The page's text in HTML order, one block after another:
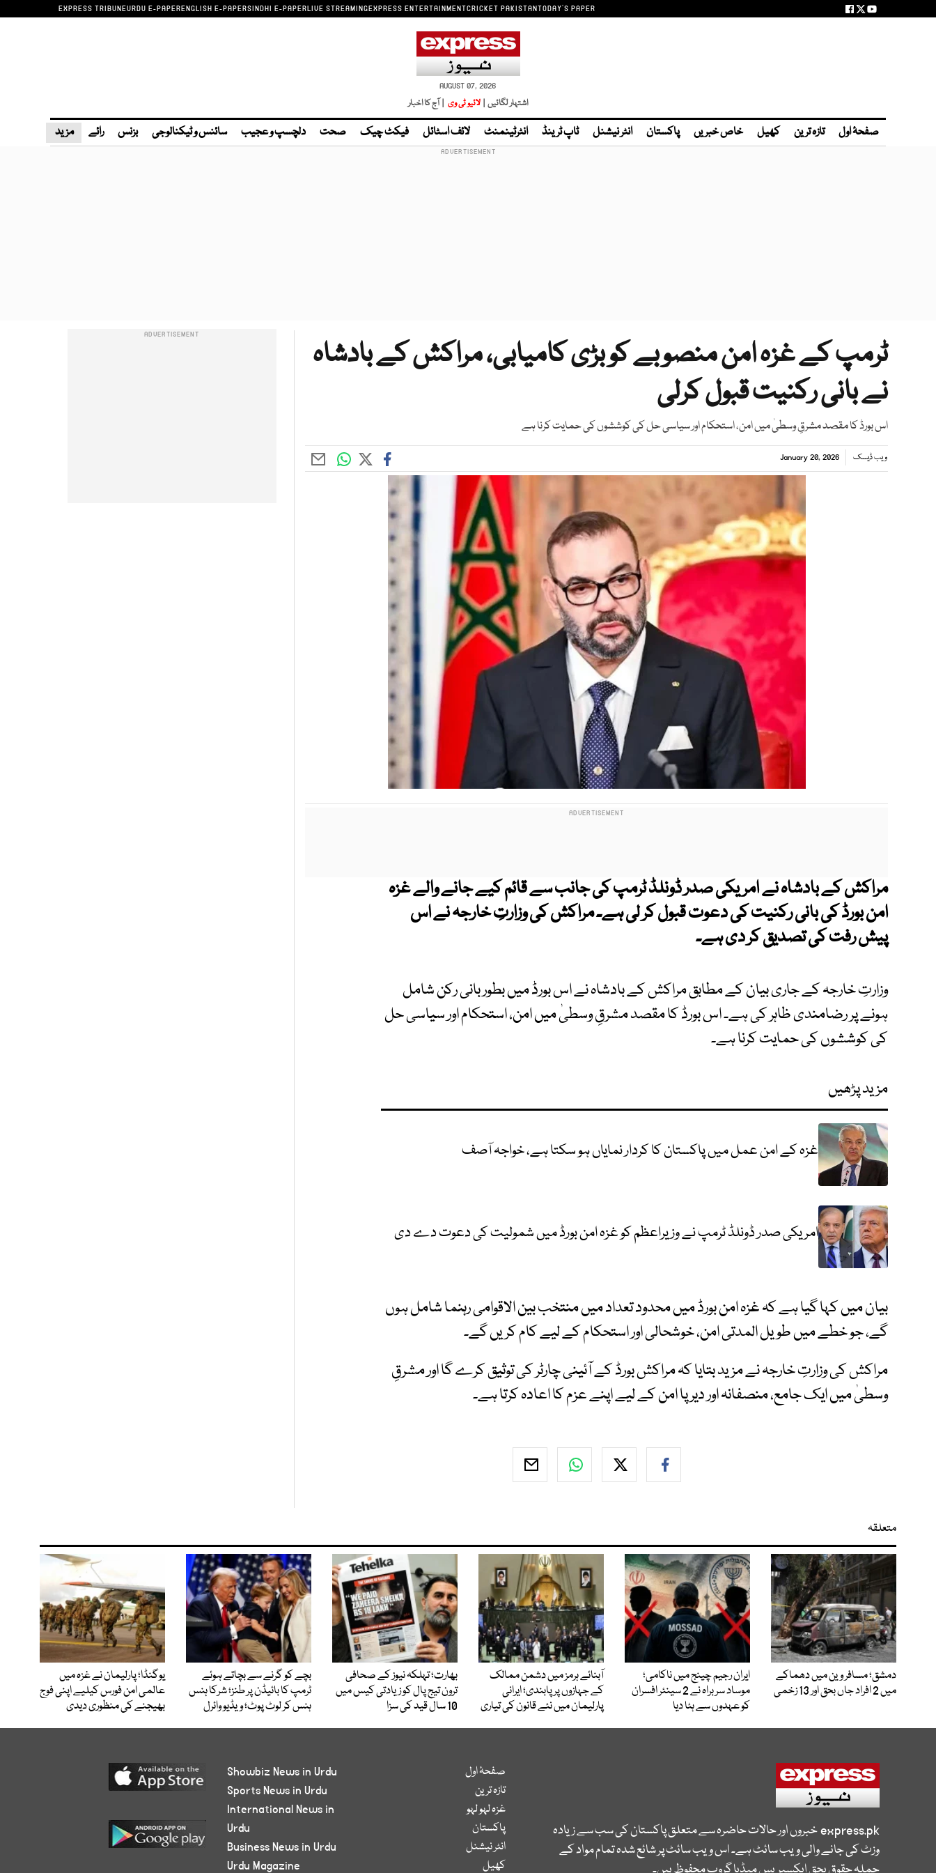
EXPRESS TRIBUNEURDU E-PAPERENGLISH E-PAPERSINDHI E-PAPERLIVE STREAMINGEXPRESS ENTERTAINMENTCRICKET PAKISTANTODAY'S PAPER
AUGUST 07, 2026
اشتہار لگائیں | لائیو ٹی وی | آج کا اخبار
صفحۂ اول تازہ ترین کھیل خاص خبریں پاکستان انٹر نیشنل ٹاپ ٹرینڈ انٹرٹینمنٹ لائف اسٹائل فیکٹ چیک صحت دلچسپ و عجیب سائنس و ٹیکنالوجی بزنس رائے مزید
ٹرمپ کے غزہ امن منصوبے کو بڑی کامیابی، مراکش کے بادشاہ
نے بانی رکنیت قبول کرلی
اس بورڈ کا مقصد مشرقِ وسطیٰ میں امن، استحکام اور سیاسی حل کی کوششوں کی حمایت کرنا ہے
ویب ڈیسک January 20, 2026
مراکش کے بادشاہ نے امریکی صدر ڈونلڈ ٹرمپ کی جانب سے قائم کیے جانے والے غزہ
امن بورڈ کی بانی رکنیت کی دعوت قبول کر لی ہے۔ مراکش کی وزارتِ خارجہ نے اس
پیش رفت کی تصدیق کر دی ہے۔
وزارتِ خارجہ کے جاری بیان کے مطابق مراکش کے بادشاہ نے اس بورڈ میں بطور بانی رکن شامل
ہونے پر رضامندی ظاہر کی ہے۔ اس بورڈ کا مقصد مشرقِ وسطیٰ میں امن، استحکام اور سیاسی حل
کی کوششوں کی حمایت کرنا ہے۔
مزید پڑھیں
غزہ کے امن عمل میں پاکستان کا کردار نمایاں ہو سکتا ہے، خواجہ آصف
امریکی صدر ڈونلڈ ٹرمپ نے وزیراعظم کو غزہ امن بورڈ میں شمولیت کی دعوت دے دی
بیان میں کہا گیا ہے کہ غزہ امن بورڈ میں محدود تعداد میں منتخب بین الاقوامی رہنما شامل ہوں
گے، جو خطے میں طویل المدتی امن، خوشحالی اور استحکام کے لیے کام کریں گے۔
مراکش کی وزارتِ خارجہ نے مزید بتایا کہ مراکش بورڈ کے آئینی چارٹر کی توثیق کرے گا اور مشرقِ
وسطیٰ میں ایک جامع، منصفانہ اور دیرپا امن کے لیے اپنے عزم کا اعادہ کرتا ہے۔
متعلقہ
دمشق؛ مسافر وین میں دھماکے
میں 2 افراد جاں بحق اور 13 زخمی
ایران رجیم چینج میں ناکامی؛
موساد سربراہ نے 2 سینئر افسران
کو عہدوں سے ہٹا دیا
آبنائے ہرمز میں دشمن ممالک
کے جہازوں پر پابندی؛ ایرانی
پارلیمان میں نئے قانون کی تیاری
بھارت؛ تہلکہ نیوز کے صحافی
ترون تیج پال کو زیادتی کیس میں
10 سال قید کی سزا
بچے کو گرنے سے بچاتے ہوئے
ٹرمپ کا بائیڈن پر طنز؛ شرکا ہنس
ہنس کر لوٹ پوٹ؛ ویڈیو وائرل
یوگنڈا؛ پارلیمان نے غزہ میں
عالمی امن فورس کیلیے اپنی فوج
بھیجنے کی منظوری دیدی
express.pkخبروں اور حالات حاضرہ سے متعلق پاکستان کی سب سے زیادہ
وزٹ کی جانے والی ویب سائٹ ہے۔ اس ویب سائٹ پر شائع شدہ تمام مواد کے
صفحۂ اول
تازہ ترین
غزہ لہو لہو
پاکستان
انٹر نیشنل
کھیل
Showbiz News in Urdu
Sports News in Urdu
International News in
Urdu
Business News in Urdu
Urdu Magazine